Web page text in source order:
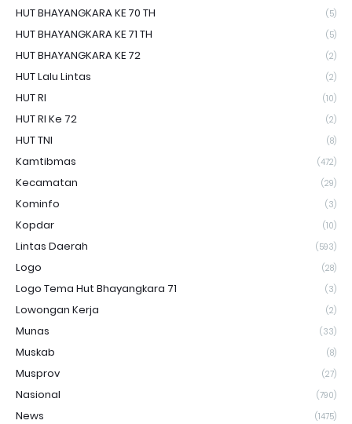
HUT BHAYANGKARA KE 70 TH (5)
HUT BHAYANGKARA KE 71 TH (5)
HUT BHAYANGKARA KE 72 (2)
HUT Lalu Lintas (2)
HUT RI (10)
HUT RI Ke 72 (2)
HUT TNI (8)
Kamtibmas (472)
Kecamatan (29)
Kominfo (3)
Kopdar (10)
Lintas Daerah (593)
Logo (28)
Logo Tema Hut Bhayangkara 71 (3)
Lowongan Kerja (2)
Munas (33)
Muskab (8)
Musprov (27)
Nasional (790)
News (1475)